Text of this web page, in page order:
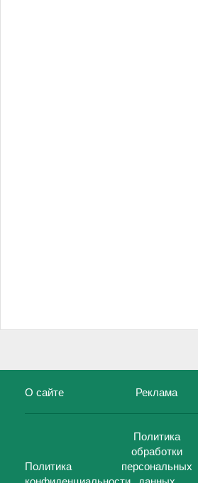
О сайте Реклама
Политика
Политика
обработки
персональных